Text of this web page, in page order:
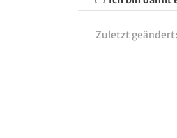
Zuletzt geändert: